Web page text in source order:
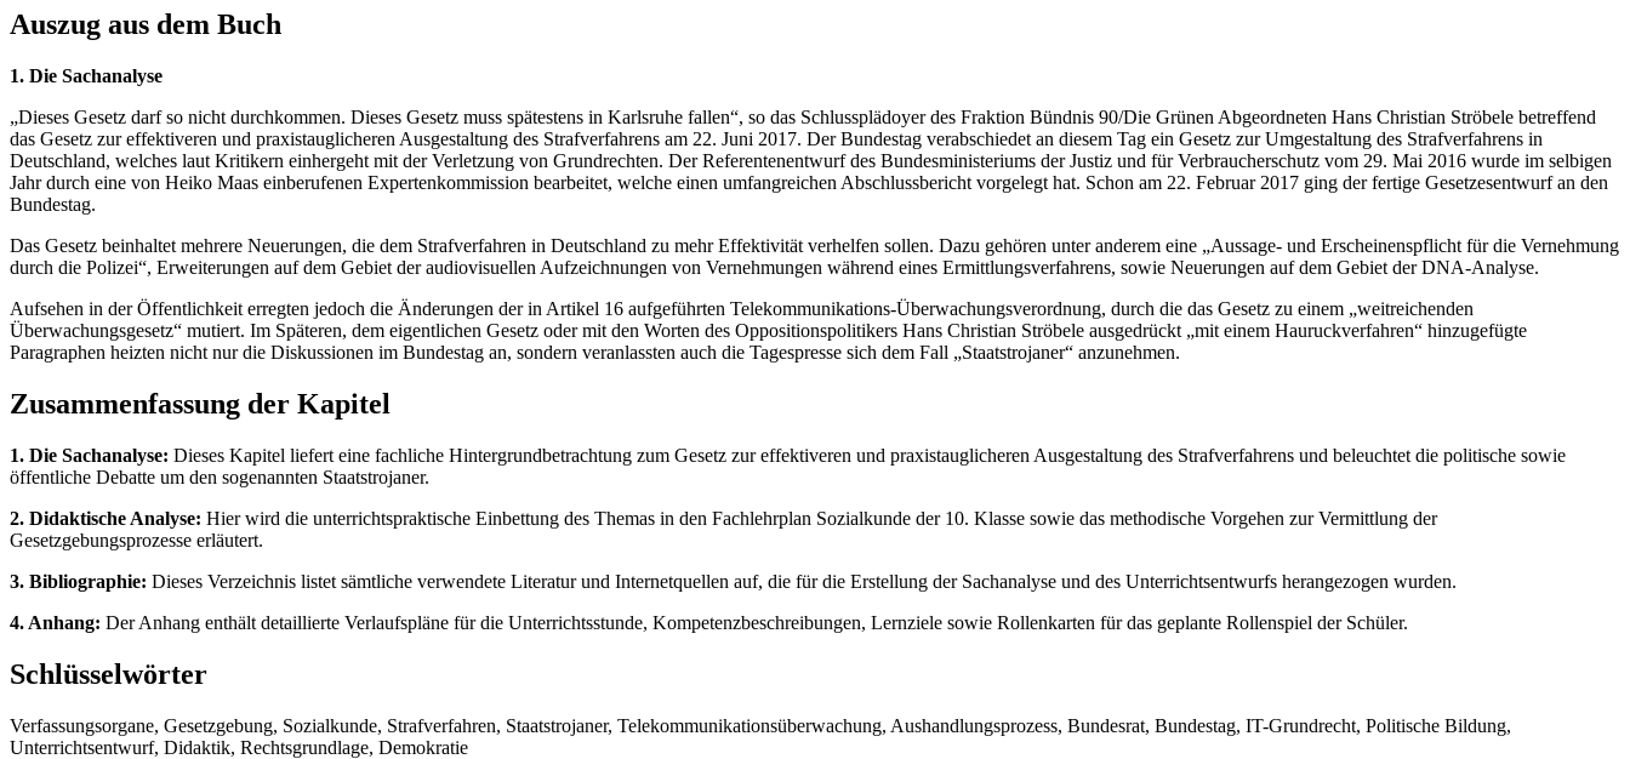
Auszug aus dem Buch
1. Die Sachanalyse
„Dieses Gesetz darf so nicht durchkommen. Dieses Gesetz muss spätestens in Karlsruhe fallen“, so das Schlussplädoyer des Fraktion Bündnis 90/Die Grünen Abgeordneten Hans Christian Ströbele betreffend
das Gesetz zur effektiveren und praxistauglicheren Ausgestaltung des Strafverfahrens am 22. Juni 2017. Der Bundestag verabschiedet an diesem Tag ein Gesetz zur Umgestaltung des Strafverfahrens in
Deutschland, welches laut Kritikern einhergeht mit der Verletzung von Grundrechten. Der Referentenentwurf des Bundesministeriums der Justiz und für Verbraucherschutz vom 29. Mai 2016 wurde im selbigen
Jahr durch eine von Heiko Maas einberufenen Expertenkommission bearbeitet, welche einen umfangreichen Abschlussbericht vorgelegt hat. Schon am 22. Februar 2017 ging der fertige Gesetzesentwurf an den
Bundestag.
Das Gesetz beinhaltet mehrere Neuerungen, die dem Strafverfahren in Deutschland zu mehr Effektivität verhelfen sollen. Dazu gehören unter anderem eine „Aussage- und Erscheinenspflicht für die Vernehmung
durch die Polizei“, Erweiterungen auf dem Gebiet der audiovisuellen Aufzeichnungen von Vernehmungen während eines Ermittlungsverfahrens, sowie Neuerungen auf dem Gebiet der DNA-Analyse.
Aufsehen in der Öffentlichkeit erregten jedoch die Änderungen der in Artikel 16 aufgeführten Telekommunikations-Überwachungsverordnung, durch die das Gesetz zu einem „weitreichenden
Überwachungsgesetz“ mutiert. Im Späteren, dem eigentlichen Gesetz oder mit den Worten des Oppositionspolitikers Hans Christian Ströbele ausgedrückt „mit einem Hauruckverfahren“ hinzugefügte
Paragraphen heizten nicht nur die Diskussionen im Bundestag an, sondern veranlassten auch die Tagespresse sich dem Fall „Staatstrojaner“ anzunehmen.
Zusammenfassung der Kapitel
1. Die Sachanalyse: Dieses Kapitel liefert eine fachliche Hintergrundbetrachtung zum Gesetz zur effektiveren und praxistauglicheren Ausgestaltung des Strafverfahrens und beleuchtet die politische sowie
öffentliche Debatte um den sogenannten Staatstrojaner.
2. Didaktische Analyse: Hier wird die unterrichtspraktische Einbettung des Themas in den Fachlehrplan Sozialkunde der 10. Klasse sowie das methodische Vorgehen zur Vermittlung der
Gesetzgebungsprozesse erläutert.
3. Bibliographie: Dieses Verzeichnis listet sämtliche verwendete Literatur und Internetquellen auf, die für die Erstellung der Sachanalyse und des Unterrichtsentwurfs herangezogen wurden.
4. Anhang: Der Anhang enthält detaillierte Verlaufspläne für die Unterrichtsstunde, Kompetenzbeschreibungen, Lernziele sowie Rollenkarten für das geplante Rollenspiel der Schüler.
Schlüsselwörter
Verfassungsorgane, Gesetzgebung, Sozialkunde, Strafverfahren, Staatstrojaner, Telekommunikationsüberwachung, Aushandlungsprozess, Bundesrat, Bundestag, IT-Grundrecht, Politische Bildung,
Unterrichtsentwurf, Didaktik, Rechtsgrundlage, Demokratie